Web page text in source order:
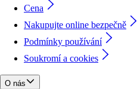
Cena
Nakupujte online bezpečně
Podmínky používání
Soukromí a cookies
O nás